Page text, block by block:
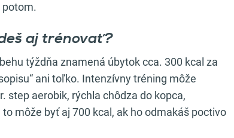
potom.
aj trénovať?
týždňa znamená úbytok cca. 300 kcal za
ani toľko. Intenzívny tréning môže
step aerobik, rýchla chôdza do kopca,
môže byť aj 700 kcal, ak ho odmakáš poctivo